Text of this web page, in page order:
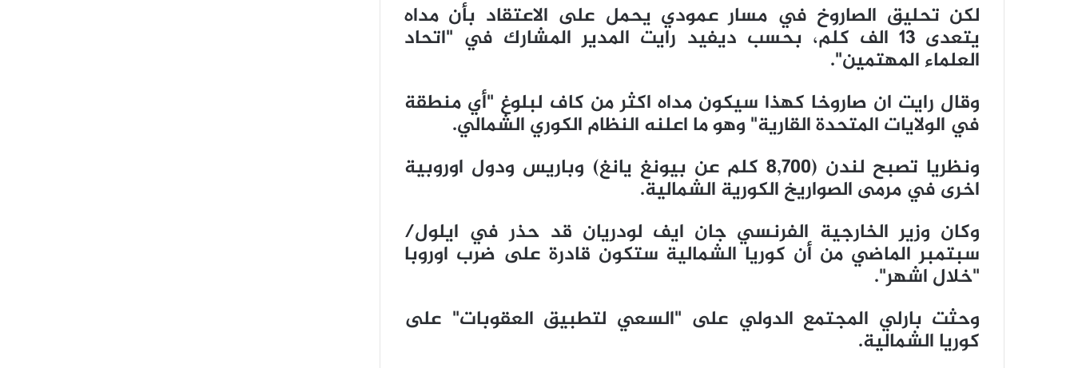
لكن تحليق الصاروخ في مسار عمودي يحمل على الاعتقاد بأن مداه
يتعدى 13 الف كلم، بحسب ديفيد رايت المدير المشارك في "اتحاد
العلماء المهتمين".
وقال رايت ان صاروخا كهذا سيكون مداه اكثر من كاف لبلوغ "أي منطقة
في الولايات المتحدة القارية" وهو ما اعلنه النظام الكوري الشمالي.
ونظريا تصبح لندن (8,700 كلم عن بيونغ يانغ) وباريس ودول اوروبية
اخرى في مرمى الصواريخ الكورية الشمالية.
وكان وزير الخارجية الفرنسي جان ايف لودريان قد حذر في ايلول/
سبتمبر الماضي من أن كوريا الشمالية ستكون قادرة على ضرب اوروبا
"خلال اشهر".
وحثت بارلي المجتمع الدولي على "السعي لتطبيق العقوبات" على
كوريا الشمالية.